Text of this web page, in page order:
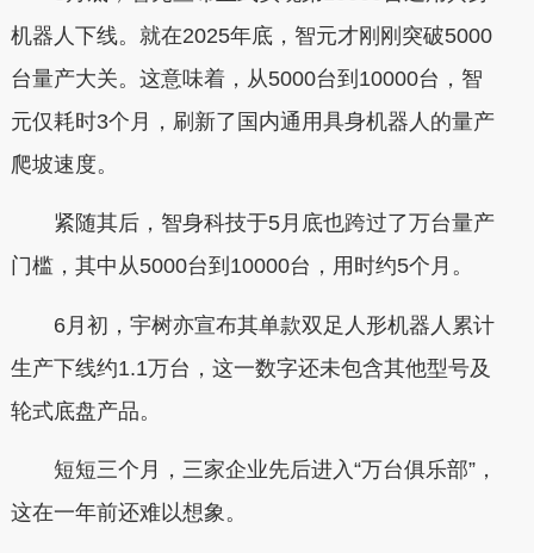
机器人下线。就在2025年底，智元才刚刚突破5000
台量产大关。这意味着，从5000台到10000台，智
元仅耗时3个月，刷新了国内通用具身机器人的量产
爬坡速度。
紧随其后，智身科技于5月底也跨过了万台量产
门槛，其中从5000台到10000台，用时约5个月。
6月初，宇树亦宣布其单款双足人形机器人累计
生产下线约1.1万台，这一数字还未包含其他型号及
轮式底盘产品。
短短三个月，三家企业先后进入“万台俱乐部”，
这在一年前还难以想象。